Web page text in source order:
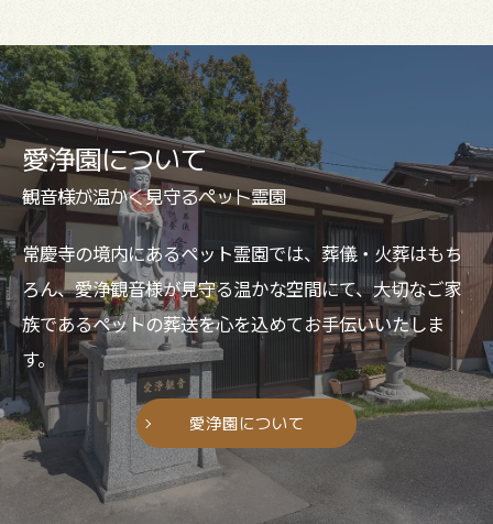
愛浄園について
観音様が温かく見守るペット霊園
常慶寺の境内にあるペット霊園では、葬儀・火葬はもち
ろん、愛浄観音様が見守る温かな空間にて、大切なご家
族であるペットの葬送を心を込めてお手伝いいたしま
す。
愛浄園について